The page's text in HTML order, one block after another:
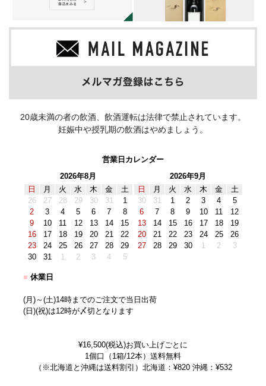
20歳未満の者の飲酒、飲酒運転は法律で禁止されています。
妊娠中や授乳期の飲酒はやめましょう。
営業日カレンダー
2026年8月
日
月 火 水 木 金
土
26
27 28 29 30 31
1
2
3 4 5 6 7
8
9
10 11 12 13 14
15
16
17 18 19 20 21
22
23
24 25 26 27 28
29
30
31 1 2 3 4 5
2026年9月
日
月 火 水 木 金
土
30
31 1 2 3 4
5
6
7 8 9 10 11
12
13
14 15 16 17 18
19
20
21 22 23 24 25
26
27
28 29 30 1 2 3
■ 休業日
(月)～(土)14時までのご注文で当日出荷
(日)(祝)は12時が〆切となります
¥16,500(税込)お買い上げごとに
1個口（1箱/12本）送料無料
（※北海道と沖縄は送料割引）北海道：¥820 沖縄：¥532